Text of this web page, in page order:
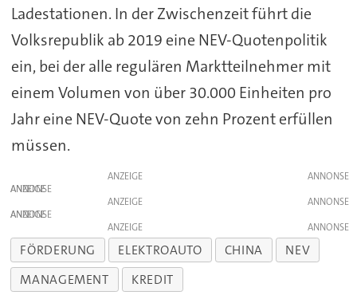
Ladestationen. In der Zwischenzeit führt die
Volksrepublik ab 2019 eine NEV-Quotenpolitik
ein, bei der alle regulären Marktteilnehmer mit
einem Volumen von über 30.000 Einheiten pro
Jahr eine NEV-Quote von zehn Prozent erfüllen
müssen.
ANZEIGE
ANZEIGE
ANZEIGE
ANZEIGE
ANZEIGE
FÖRDERUNG ELEKTROAUTO CHINA
NEV
MANAGEMENT
KREDIT